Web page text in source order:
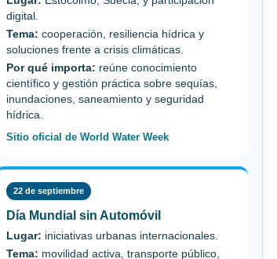
digital.
Tema: cooperación, resiliencia hídrica y
soluciones frente a crisis climáticas.
Por qué importa: reúne conocimiento
científico y gestión práctica sobre sequías,
inundaciones, saneamiento y seguridad
hídrica.
Sitio oficial de World Water Week
22 de septiembre
Día Mundial sin Automóvil
Lugar: iniciativas urbanas internacionales.
Tema: movilidad activa, transporte público,